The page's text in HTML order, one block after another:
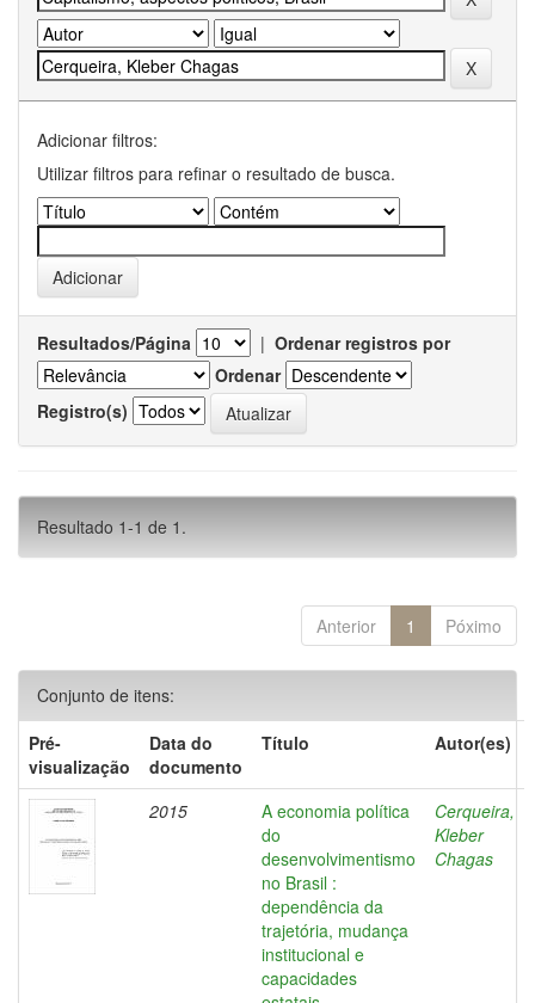
Adicionar filtros:
Utilizar filtros para refinar o resultado de busca.
Resultados/Página | Ordenar registros por
Ordenar
Registro(s)
Resultado 1-1 de 1.
Anterior 1 Póximo
Conjunto de itens:
Pré-
visualização
Data do
documento
Título Autor(es)
2015
A economia política
do
desenvolvimentismo
no Brasil :
dependência da
trajetória, mudança
institucional e
capacidades
Cerqueira,
Kleber
Chagas